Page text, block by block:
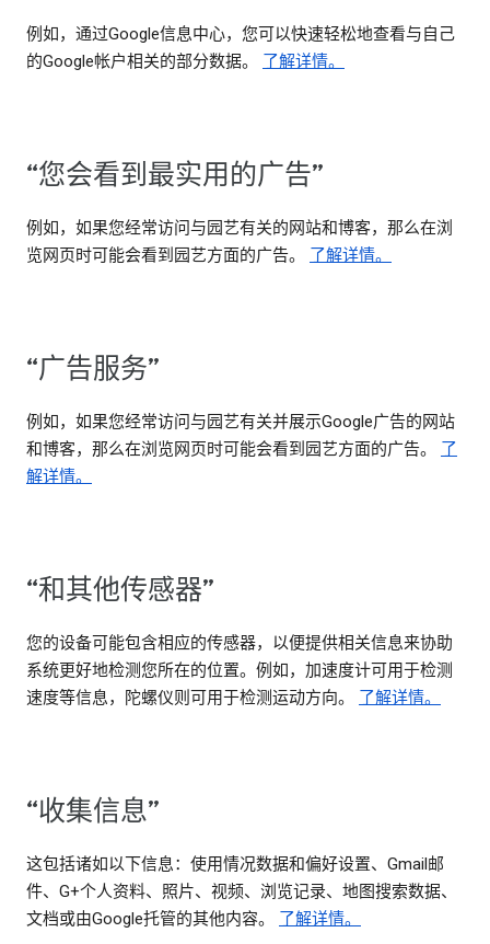
例如，通过Google信息中心，您可以快速轻松地查看与自己
的Google帐户相关的部分数据。 了解详情。
“您会看到最实用的广告”
例如，如果您经常访问与园艺有关的网站和博客，那么在浏
览网页时可能会看到园艺方面的广告。 了解详情。
“广告服务”
例如，如果您经常访问与园艺有关并展示Google广告的网站
和博客，那么在浏览网页时可能会看到园艺方面的广告。 了
解详情。
“和其他传感器”
您的设备可能包含相应的传感器，以便提供相关信息来协助
系统更好地检测您所在的位置。例如，加速度计可用于检测
速度等信息，陀螺仪则可用于检测运动方向。 了解详情。
“收集信息”
这包括诸如以下信息：使用情况数据和偏好设置、Gmail邮
件、G+个人资料、照片、视频、浏览记录、地图搜索数据、
文档或由Google托管的其他内容。 了解详情。